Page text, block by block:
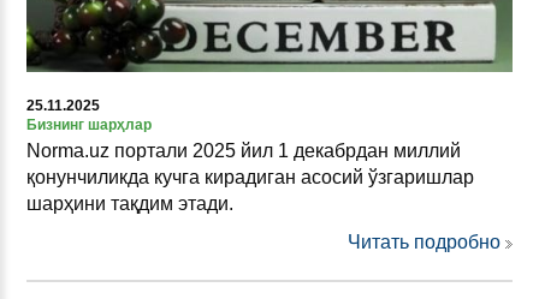
25.11.2025
Бизнинг шарҳлар
Norma.uz портали 2025 йил 1 декабрдан миллий
қонунчиликда кучга кирадиган асосий ўзгаришлар
шарҳини тақдим этади.
Читать подробно